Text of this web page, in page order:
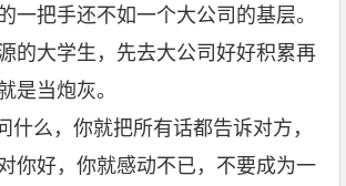
一把手还不如一个大公司的基层。
的大学生，先去大公司好好积累再
是当炮灰。
什么，你就把所有话都告诉对方，
你好，你就感动不已，不要成为一